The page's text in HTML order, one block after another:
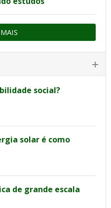
social?
solar é como
de grande escala